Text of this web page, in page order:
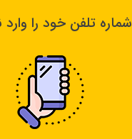
شماره تلفن خود را وارد